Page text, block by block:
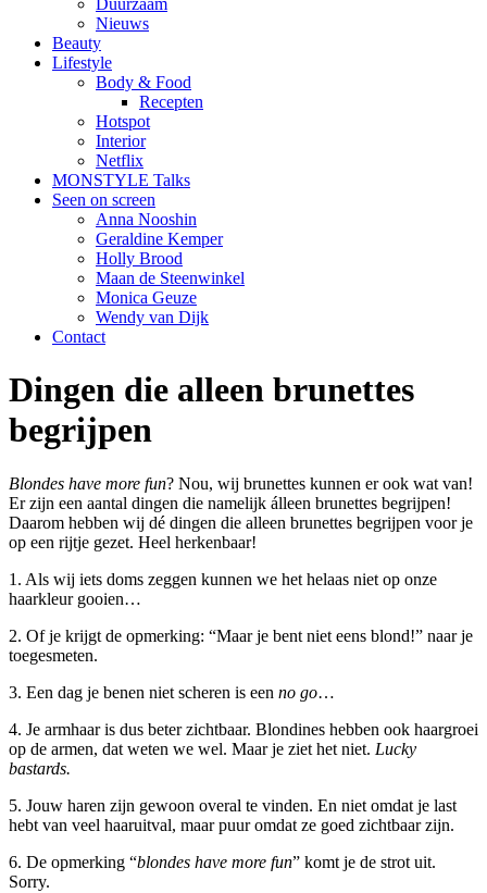
Duurzaam
Nieuws
Beauty
Lifestyle
Body & Food
Recepten
Hotspot
Interior
Netflix
MONSTYLE Talks
Seen on screen
Anna Nooshin
Geraldine Kemper
Holly Brood
Maan de Steenwinkel
Monica Geuze
Wendy van Dijk
Contact
Dingen die alleen brunettes
begrijpen
Blondes have more fun? Nou, wij brunettes kunnen er ook wat van!
Er zijn een aantal dingen die namelijk álleen brunettes begrijpen!
Daarom hebben wij dé dingen die alleen brunettes begrijpen voor je
op een rijtje gezet. Heel herkenbaar!
1. Als wij iets doms zeggen kunnen we het helaas niet op onze
haarkleur gooien…
2. Of je krijgt de opmerking: “Maar je bent niet eens blond!” naar je
toegesmeten.
3. Een dag je benen niet scheren is een no go…
4. Je armhaar is dus beter zichtbaar. Blondines hebben ook haargroei
op de armen, dat weten we wel. Maar je ziet het niet. Lucky
bastards.
5. Jouw haren zijn gewoon overal te vinden. En niet omdat je last
hebt van veel haaruitval, maar puur omdat ze goed zichtbaar zijn.
6. De opmerking “blondes have more fun” komt je de strot uit.
Sorry.